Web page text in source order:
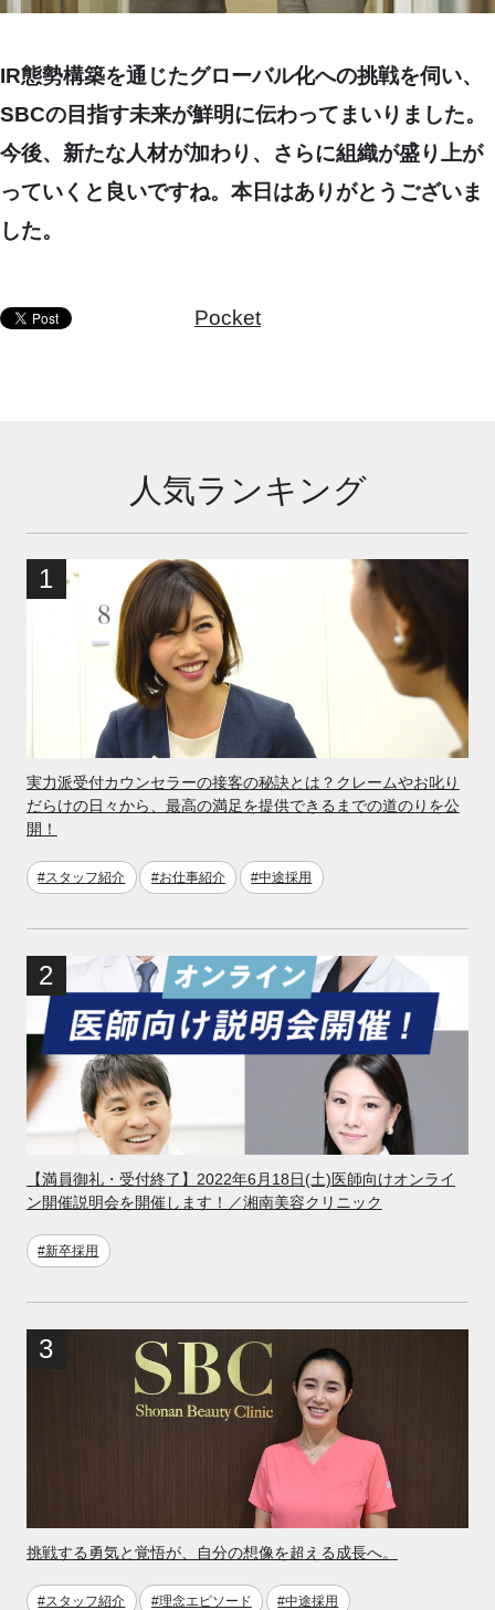
IR態勢構築を通じたグローバル化への挑戦を伺い、
SBCの目指す未来が鮮明に伝わってまいりました。
今後、新たな人材が加わり、さらに組織が盛り上が
っていくと良いですね。本日はありがとうございま
した。
Pocket
人気ランキング
実力派受付カウンセラーの接客の秘訣とは？クレームやお叱り
だらけの日々から、最高の満足を提供できるまでの道のりを公
開！
#スタッフ紹介 #お仕事紹介 #中途採用
【満員御礼・受付終了】2022年6月18日(土)医師向けオンライ
ン開催説明会を開催します！／湘南美容クリニック
#新卒採用
挑戦する勇気と覚悟が、自分の想像を超える成長へ。
#スタッフ紹介 #理念エピソード #中途採用